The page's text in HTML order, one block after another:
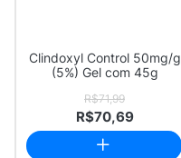
Clindoxyl Control 50mg/g
(5%) Gel com 45g
R$71,99
R$70,69